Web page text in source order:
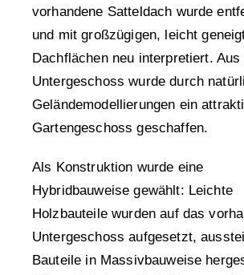
vorhandene Satteldach wurde
und mit großzügigen, leicht
Dachflächen neu interpretiert. Aus
Untergeschoss wurde durch
Geländemodellierungen ein
Gartengeschoss geschaffen.
Als Konstruktion wurde eine
Hybridbauweise gewählt: Leichte
Holzbauteile wurden auf das
Untergeschoss aufgesetzt,
Bauteile in Massivbauweise